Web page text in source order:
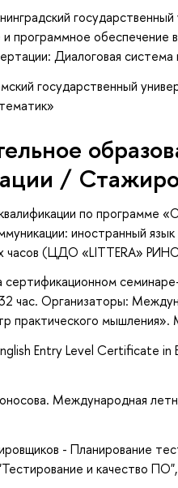
программное обеспечение
Диалоговая
государственный
/
по программе
иностранный
часов (ЦДО «LITTERA»
час. Организаторы:
мышления».
Entry Level Certificate
Международная
- Планирование
и качество